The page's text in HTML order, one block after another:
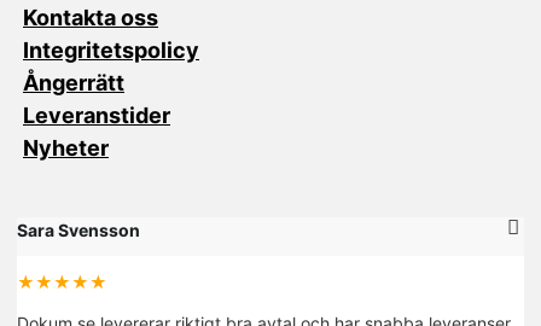
Kontakta oss
Integritetspolicy
Ångerrätt
Leveranstider
Nyheter
Sara Svensson
★★★★★